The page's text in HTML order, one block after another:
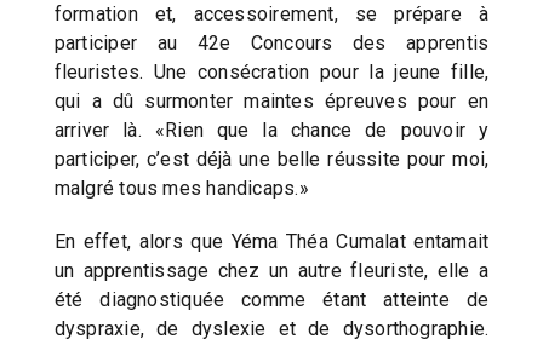
formation et, accessoirement, se prépare à
participer au 42e Concours des apprentis
fleuristes. Une consécration pour la jeune fille,
qui a dû surmonter maintes épreuves pour en
arriver là. «Rien que la chance de pouvoir y
participer, c’est déjà une belle réussite pour moi,
malgré tous mes handicaps.»
En effet, alors que Yéma Théa Cumalat entamait
un apprentissage chez un autre fleuriste, elle a
été diagnostiquée comme étant atteinte de
dyspraxie, de dyslexie et de dysorthographie.